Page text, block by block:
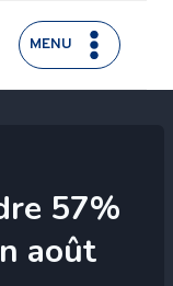
MENU
57%
août